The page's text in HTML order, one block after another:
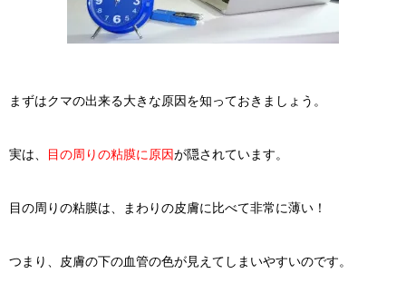
まずはクマの出来る大きな原因を知っておきましょう。
実は、 目の周りの粘膜に原因が隠されています。
目の周りの粘膜は、まわりの皮膚に比べて非常に薄い！
つまり、皮膚の下の血管の色が見えてしまいやすいのです。